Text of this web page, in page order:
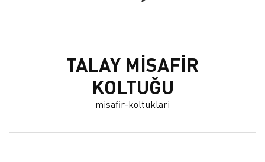
TALAY MİSAFİR
KOLTUĞU
misafir-koltuklari